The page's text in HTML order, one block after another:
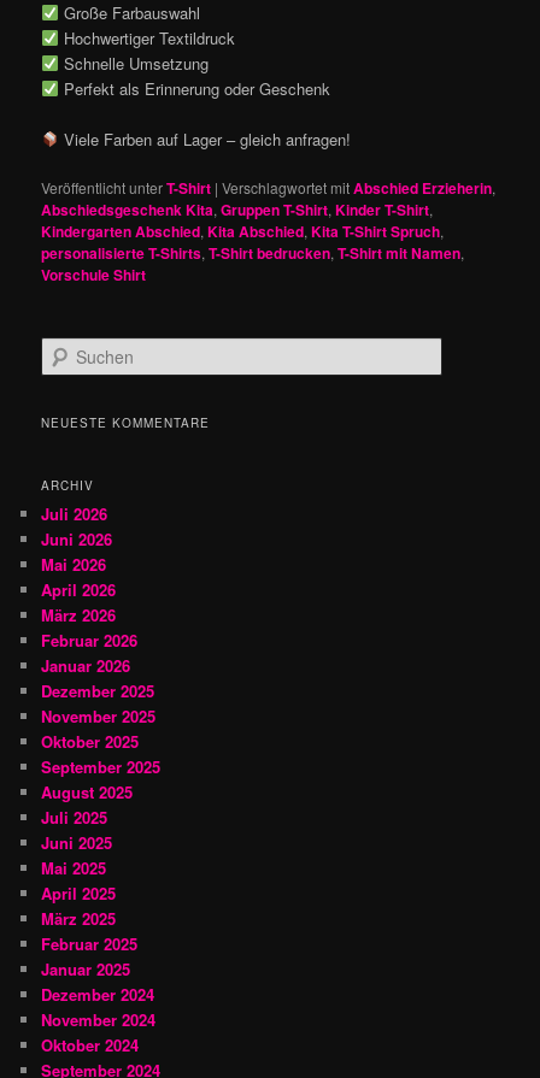
Große Farbauswahl
Hochwertiger Textildruck
Schnelle Umsetzung
Perfekt als Erinnerung oder Geschenk
Viele Farben auf Lager – gleich anfragen!
Veröffentlicht unterT-Shirt |Verschlagwortet mitAbschied Erzieherin,
Abschiedsgeschenk Kita,Gruppen T-Shirt,Kinder T-Shirt,
Kindergarten Abschied,Kita Abschied,Kita T-Shirt Spruch,
personalisierte T-Shirts,T-Shirt bedrucken,T-Shirt mit Namen,
Vorschule Shirt
u
h
NEUESTE KOMMENTARE
ARCHIV
Juli 2026
Juni 2026
Mai 2026
April 2026
März 2026
Februar 2026
Januar 2026
Dezember 2025
November 2025
Oktober 2025
September 2025
August 2025
Juli 2025
Juni 2025
Mai 2025
April 2025
März 2025
Februar 2025
Januar 2025
Dezember 2024
November 2024
Oktober 2024
September 2024